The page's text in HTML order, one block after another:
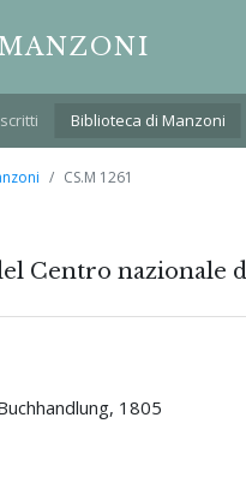
Biblioteca di Manzoni
CS.M 1261
Centro nazionale
1805